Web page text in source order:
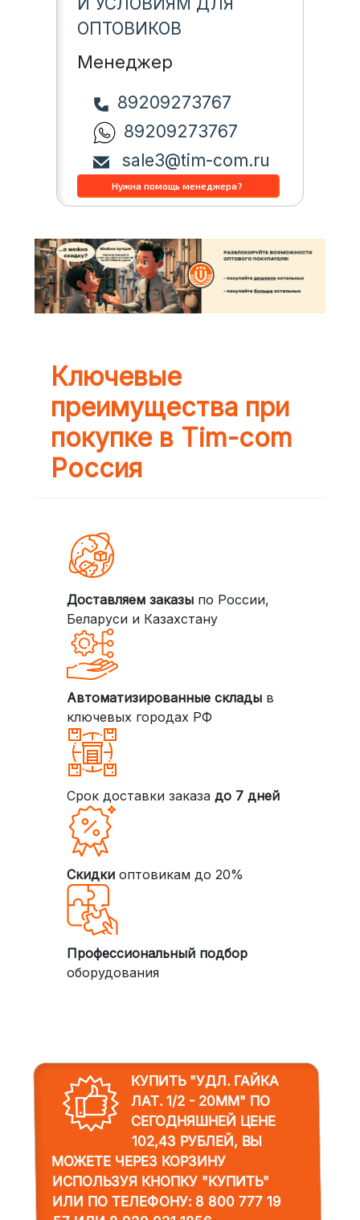
ОПТОВИКОВ
Менеджер
89209273767
89209273767
sale3@tim-com.ru
Ключевые
преимущества при
покупке в Tim-com
Россия
Доставляем заказыпо России,
Беларуси и Казахстану
Автоматизированные складыв
ключевых городах РФ
Срок доставки заказа до 7 дней
Скидкиоптовикам до 20%
Профессиональный подбор
оборудования
КУПИТЬ "УДЛ. ГАЙКА
ЛАТ. 1/2 - 20ММ" ПО
СЕГОДНЯШНЕЙ ЦЕНЕ
102,43 РУБЛЕЙ, ВЫ
МОЖЕТЕ ЧЕРЕЗ КОРЗИНУ
ИСПОЛЬЗУЯ КНОПКУ "КУПИТЬ"
ИЛИ ПО ТЕЛЕФОНУ: 8 800 777 19